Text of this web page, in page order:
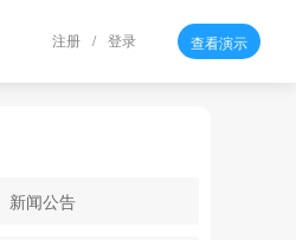
查看演示
登录
/
注册
新闻公告